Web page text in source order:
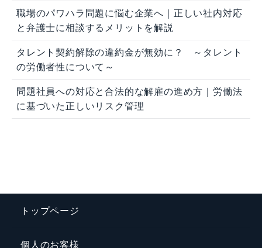
職場のパワハラ問題に悩む企業へ｜正しい社内対応
と弁護士に相談するメリットを解説
タレント契約解除の違約金が無効に？ ～タレント
の労働者性について～
問題社員への対応と合法的な解雇の進め方｜労働法
に基づいた正しいリスク管理
トップページ
個人のお客様